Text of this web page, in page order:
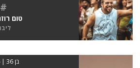
#
טום
בן 36 | 1.86